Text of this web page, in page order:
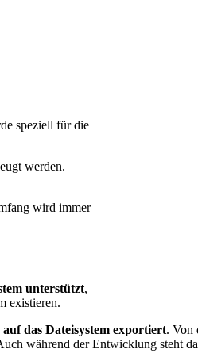
speziell für die
werden.
wird immer
unterstützt,
existieren.
das Dateisystem exportiert. Von
während der Entwicklung steht